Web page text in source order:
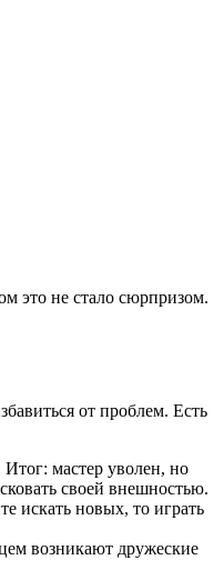
это не стало сюрпризом.
от проблем. Есть
мастер уволен, но
своей внешностью.
искать новых, то играть
возникают дружеские